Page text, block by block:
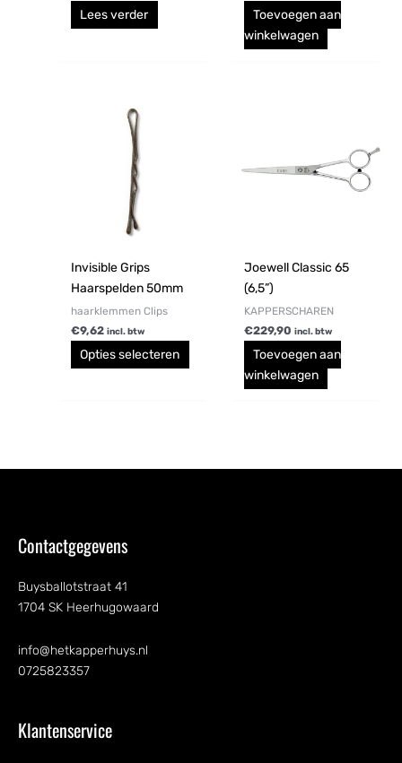
Lees verder
Toevoegen aan
winkelwagen
Invisible Grips
Haarspelden 50mm
haarklemmen Clips
€9,62 incl. btw
Opties selecteren
productpagina
Joewell Classic 65
(6,5”)
KAPPERSCHAREN
€229,90 incl. btw
Toevoegen aan
winkelwagen
Contactgegevens
Buysballotstraat 41
1704 SK Heerhugowaard
info@hetkapperhuys.nl
0725823357
Klantenservice